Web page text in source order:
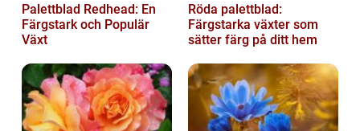
Palettblad Redhead: En
Färgstark och Populär
Växt
Röda palettblad:
Färgstarka växter som
sätter färg på ditt hem